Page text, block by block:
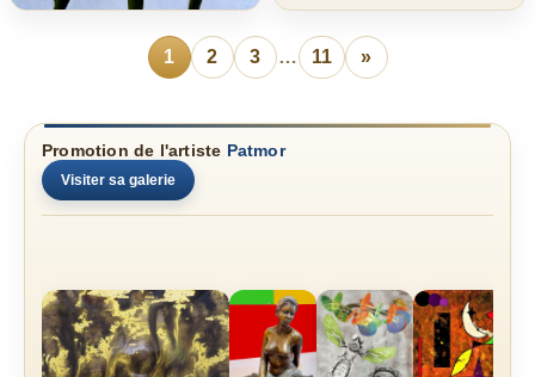
1 2 3 … 11 »
Promotion de l'artiste Patmor
Visiter sa galerie